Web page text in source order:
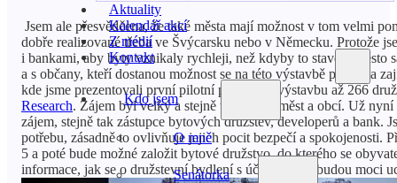
Aktuality
Kalendář akcí
Z médií
Kontakt
Kdo jsem
O mně
Senátorka
Jsem ale přesvědčena, že také města mají možnost v tom velmi
dobře realizované třeba ve Švýcarsku nebo v Německu. Protože
i bankami, aby byty vznikaly rychleji, než kdyby to stavělo město
a s občany, kteří dostanou možnost se na této výstavbě podílet a
kde jsme prezentovali první pilotní projekt na výstavbu až 266
Research. Zájem byl velký a stejně tak i z řad měst a obcí. Už
zájem, stejně tak zástupce bytových družstev, developerů a
potřebu, zásadně to ovlivňuje jejich pocit bezpečí a spokojenosti.
5 a poté bude možné založit bytové družstvo, do kterého se
informace, jak se o družstevní bydlení s účastí města budou moci